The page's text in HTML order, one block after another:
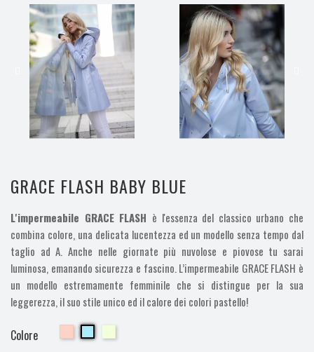
GRACE FLASH BABY BLUE
L'impermeabile GRACE FLASH è l'essenza del classico urbano che
combina colore, una delicata lucentezza ed un modello senza tempo dal
taglio ad A. Anche nelle giornate più nuvolose e piovose tu sarai
luminosa, emanando sicurezza e fascino. L’impermeabile GRACE FLASH è
un modello estremamente femminile che si distingue per la sua
leggerezza, il suo stile unico ed il calore dei colori pastello!
Colore